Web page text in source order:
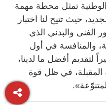
تمثل محطة مهمة
حيث تتيح لنا اختبار
الفني والبدني الذي
والمنافسة في أول
لتقديم أفضل ما لدينا،
في ظل قوة